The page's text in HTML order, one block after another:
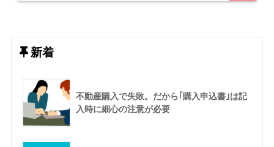
新着
不動産購入で失敗。だから｢購入申込書｣は記
入時に細心の注意が必要